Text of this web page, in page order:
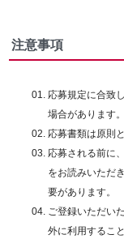
注意事項
応募規定に合致
場合があります。
応募書類は原則
応募される前に
をお読みいただ
要があります。
ご登録いただい
外に利用するこ